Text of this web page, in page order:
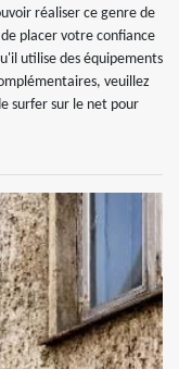
réaliser ce genre de
placer votre confiance
utilise des équipements
veuillez
surfer sur le net pour